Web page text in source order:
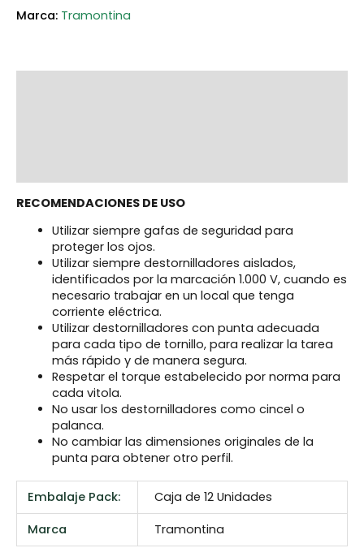
Tramontina
RECOMENDACIONES DE USO
Utilizar siempre gafas de seguridad para
proteger los ojos.
Utilizar siempre destornilladores aislados,
identificados por la marcación 1.000 V, cuando es
necesario trabajar en un local que tenga
corriente eléctrica.
Utilizar destornilladores con punta adecuada
para cada tipo de tornillo, para realizar la tarea
más rápido y de manera segura.
Respetar el torque estabelecido por norma para
cada vitola.
No usar los destornilladores como cincel o
palanca.
No cambiar las dimensiones originales de la
punta para obtener otro perfil.
Embalaje Pack:
Caja de 12 Unidades
Marca
Tramontina